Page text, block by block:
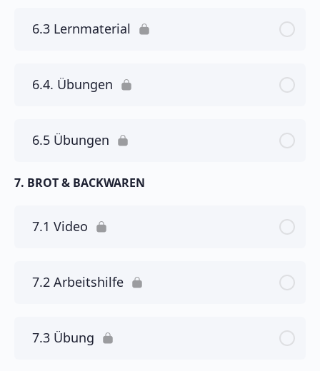
6.3 Lernmaterial
6.4. Übungen
6.5 Übungen
7. BROT & BACKWAREN
7.1 Video
7.2 Arbeitshilfe
7.3 Übung